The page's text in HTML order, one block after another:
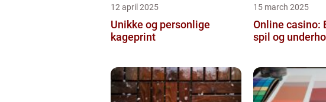
12 april 2025
Unikke og personlige
kageprint
15 march 2025
Online casino:
spil og